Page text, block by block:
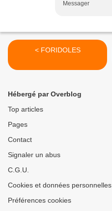
Messager
< FORIDOLES
Hébergé par Overblog
Top articles
Pages
Contact
Signaler un abus
C.G.U.
Cookies et données personnelles
Préférences cookies